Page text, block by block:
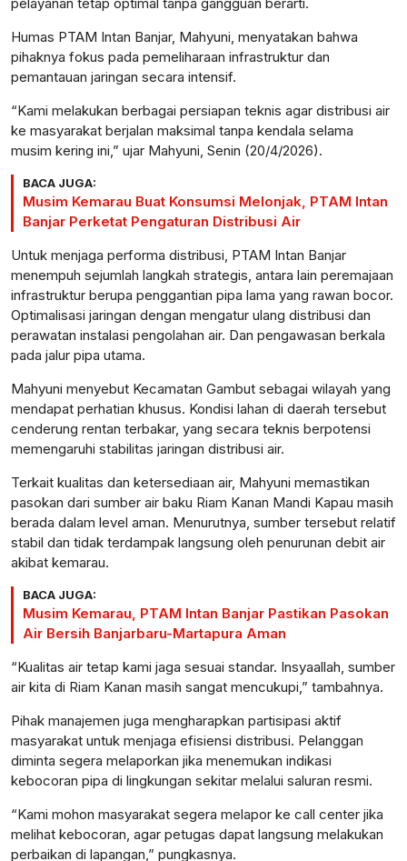
Humas PTAM Intan Banjar, Mahyuni, menyatakan bahwa
pihaknya fokus pada pemeliharaan infrastruktur dan
pemantauan jaringan secara intensif.
“Kami melakukan berbagai persiapan teknis agar distribusi air
ke masyarakat berjalan maksimal tanpa kendala selama
musim kering ini,” ujar Mahyuni, Senin (20/4/2026).
BACA JUGA:
Musim Kemarau Buat Konsumsi Melonjak, PTAM Intan
Banjar Perketat Pengaturan Distribusi Air
Untuk menjaga performa distribusi, PTAM Intan Banjar
menempuh sejumlah langkah strategis, antara lain peremajaan
infrastruktur berupa penggantian pipa lama yang rawan bocor.
Optimalisasi jaringan dengan mengatur ulang distribusi dan
perawatan instalasi pengolahan air. Dan pengawasan berkala
pada jalur pipa utama.
Mahyuni menyebut Kecamatan Gambut sebagai wilayah yang
mendapat perhatian khusus. Kondisi lahan di daerah tersebut
cenderung rentan terbakar, yang secara teknis berpotensi
memengaruhi stabilitas jaringan distribusi air.
Terkait kualitas dan ketersediaan air, Mahyuni memastikan
pasokan dari sumber air baku Riam Kanan Mandi Kapau masih
berada dalam level aman. Menurutnya, sumber tersebut relatif
stabil dan tidak terdampak langsung oleh penurunan debit air
akibat kemarau.
BACA JUGA:
Musim Kemarau, PTAM Intan Banjar Pastikan Pasokan
Air Bersih Banjarbaru-Martapura Aman
“Kualitas air tetap kami jaga sesuai standar. Insyaallah, sumber
air kita di Riam Kanan masih sangat mencukupi,” tambahnya.
Pihak manajemen juga mengharapkan partisipasi aktif
masyarakat untuk menjaga efisiensi distribusi. Pelanggan
diminta segera melaporkan jika menemukan indikasi
kebocoran pipa di lingkungan sekitar melalui saluran resmi.
“Kami mohon masyarakat segera melapor ke call center jika
melihat kebocoran, agar petugas dapat langsung melakukan
perbaikan di lapangan,” pungkasnya.